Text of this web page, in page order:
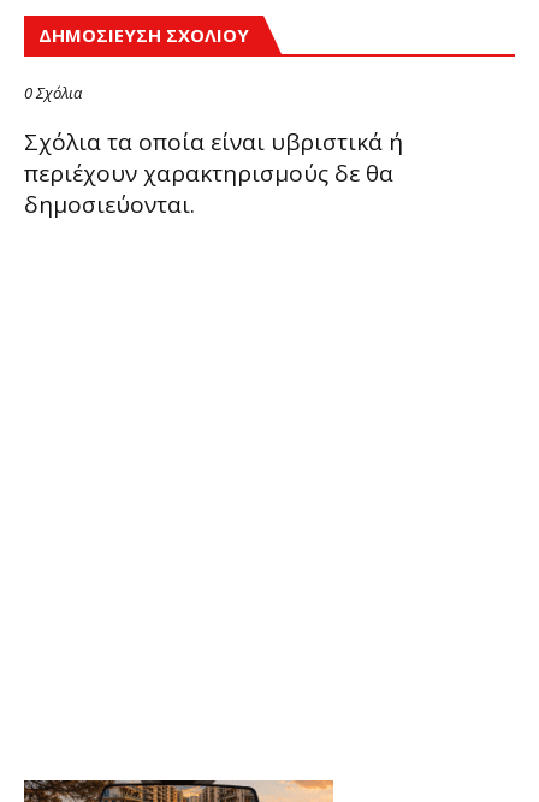
ΔΗΜΟΣΊΕΥΣΗ ΣΧΟΛΊΟΥ
0 Σχόλια
Σχόλια τα οποία είναι υβριστικά ή
περιέχουν χαρακτηρισμούς δε θα
δημοσιεύονται.